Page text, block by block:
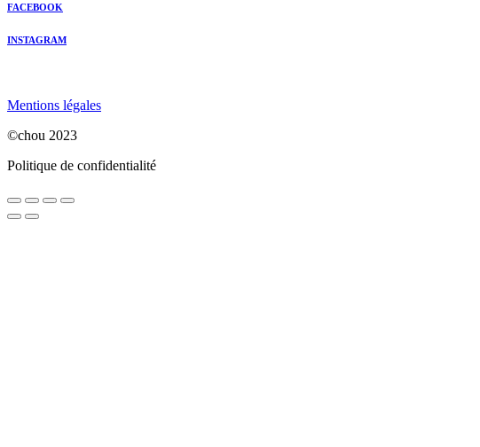
FACEBOOK
INSTAGRAM
Mentions légales
©chou 2023
Politique de confidentialité